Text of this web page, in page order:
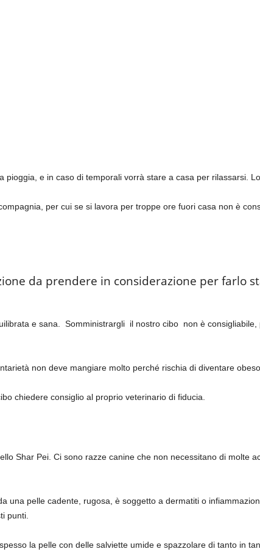
pioggia, e in caso di temporali vorrà stare a casa per rilassarsi.
per cui se si lavora per troppe ore fuori casa non è
da prendere in considerazione per farlo
e sana. Somministrargli il nostro cibo non è
non deve mangiare molto perché rischia di diventare
chiedere consiglio al proprio veterinario di fiducia.
Shar Pei. Ci sono razze canine che non necessitano di molte
una pelle cadente, rugosa, è soggetto a dermatiti o
punti.
la pelle con delle salviette umide e spazzolare di tanto in